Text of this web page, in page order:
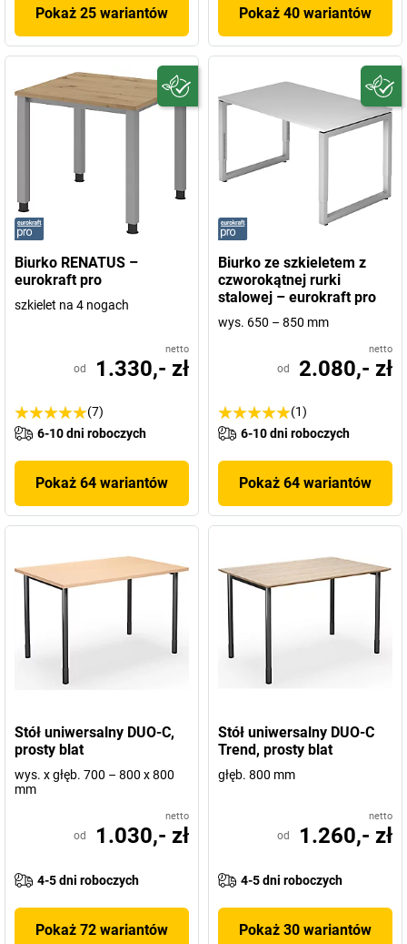
Pokaż 25 wariantów Pokaż 40 wariantów
Biurko RENATUS –
eurokraft pro
szkielet na 4 nogach
netto
od 1.330,- zł
(7)
6-10 dni roboczych
Pokaż 64 wariantów
Biurko ze szkieletem z
czworokątnej rurki
stalowej – eurokraft pro
wys. 650 – 850 mm
netto
od 2.080,- zł
(1)
6-10 dni roboczych
Pokaż 64 wariantów
Stół uniwersalny DUO-C,
prosty blat
wys. x głęb. 700 – 800 x 800
mm
netto
od 1.030,- zł
4-5 dni roboczych
Pokaż 72 wariantów
Stół uniwersalny DUO-C
Trend, prosty blat
głęb. 800 mm
netto
od 1.260,- zł
4-5 dni roboczych
Pokaż 30 wariantów